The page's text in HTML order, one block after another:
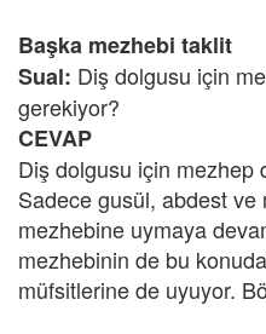
Başka mezhebi taklit
Sual: Diş dolgusu için
gerekiyor?
CEVAP
Diş dolgusu için mezhep
Sadece gusül, abdest
mezhebine uymaya
mezhebinin de bu
müfsitlerine de uyuyor.